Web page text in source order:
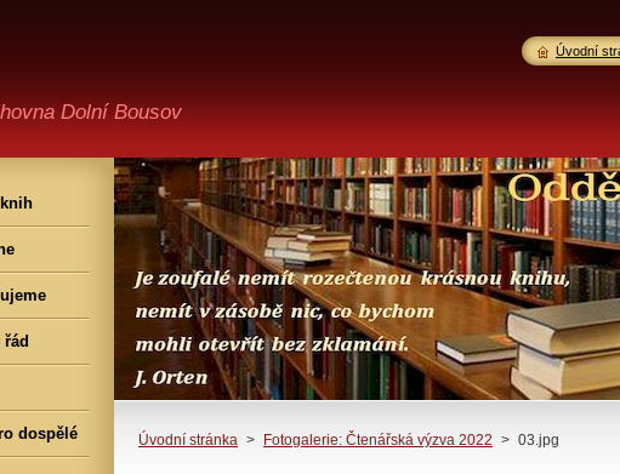
Dolní Bousov
Úvodní stránka > Fotogalerie: Čtenářská výzva 2022 > 03.jpg
dospělé
Úvodní